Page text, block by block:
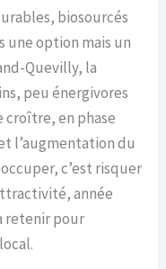
biosourcés
une option mais un
Quevilly, la
peu énergivores
croître, en phase
l’augmentation du
c’est risquer
année
retenir pour